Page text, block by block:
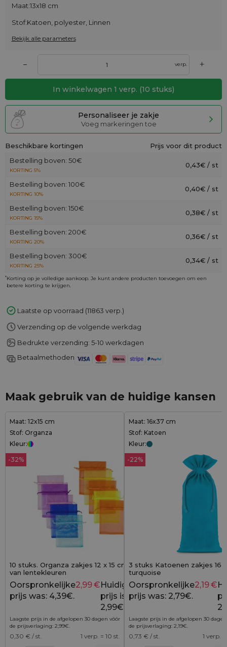
Maat:13x18 cm
Stof:Katoen, polyester, Linnen
Bekijk alle parameters
– verp. +
In winkelwagen 1 verp. (10 stuks)
Personaliseer je zakje
Voeg markeringen toe
Beschikbare kortingen
Prijs voor dit product
Bestelling boven: 50€
KORTING 5%
0,43€ / st
Bestelling boven: 100€
KORTING 10%
0,40€ / st
Bestelling boven: 150€
KORTING 15%
0,38€ / st
Bestelling boven: 200€
KORTING 20%
0,36€ / st
Bestelling boven: 300€
KORTING 25%
0,34€ / st
*Korting op je volledige aankoop. Je kunt andere producten toevoegen om een
betere korting te krijgen.
Laatste op voorraad (11863 verp.)
Verzending op de volgende werkdag
Bedrukte verzending: 5-10 werkdagen
Betaalmethoden
Maak gebruik van de huidige kansen
Maat: 12x15 cm
Stof: Organza
Kleur:
-32%
10 stuks. Organza zakjes 12 x 15 cm - mix
van lentekleuren
4,39 €
Oorspronkelijke
prijs was: 4,39€.
2,99€Huidige
prijs is:
2,99€.
Laagste prijs in de afgelopen 30 dagen vóór
de prijsverlaging: 2,99€.
0,30 € / st. 1 verp. = 10 st.
Maat: 16x37 cm
Stof: Katoen
Kleur:
-22%
3 stuks Katoenen zakjes 16
turquoise
Oorspronkelijke
prijs was: 2,79€.
2,19€
Laagste prijs in de afgelopen 30
de prijsverlaging: 2,19€.
0,73 € / st. 1 verp.